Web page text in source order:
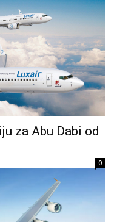
za Abu Dabi od
0